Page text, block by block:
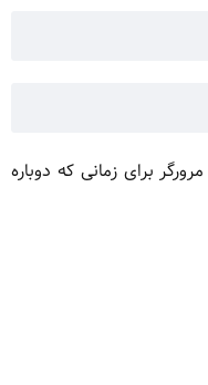
برای زمانی که دوباره